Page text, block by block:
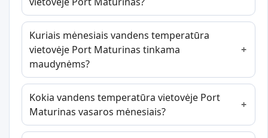
Kuriais mėnesiais vandens temperatūra
vietovėje Port Maturinas tinkama
maudynėms?
Kokia vandens temperatūra vietovėje Port
Maturinas vasaros mėnesiais?